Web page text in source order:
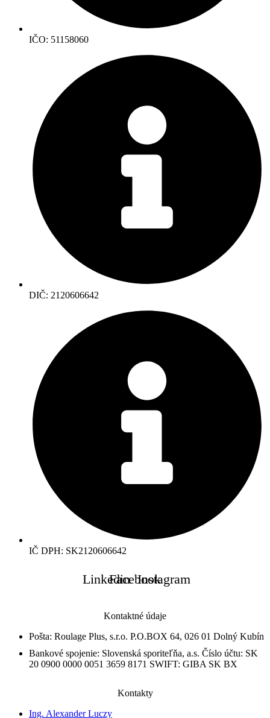
IČO: 51158060
DIČ: 2120606642
IČ DPH: SK2120606642
LinkedinFacebookInstagram
Kontaktné údaje
Pošta: Roulage Plus, s.r.o. P.O.BOX 64, 026 01 Dolný Kubín
Bankové spojenie: Slovenská sporiteľňa, a.s. Číslo účtu: SK
20 0900 0000 0051 3659 8171 SWIFT: GIBA SK BX
Kontakty
Ing. Alexander Luczy